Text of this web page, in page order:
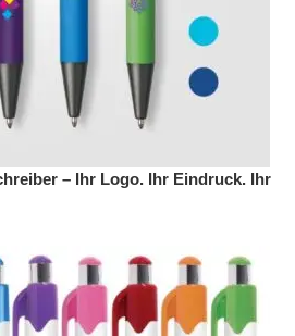
– Ihr Logo. Ihr Eindruck. Ihr